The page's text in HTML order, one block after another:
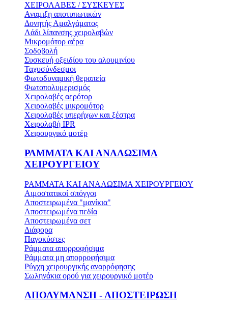
ΧΕΙΡΟΛΑΒΕΣ / ΣΥΣΚΕΥΕΣ
Αναμιξη αποτυπωτικών
Δονητής Αμαλγάματος
Λάδι λίπανσης χειρολαβών
Μικρομότορ αέρα
Σοδοβολή
Συσκευή οξειδίου του αλουμινίου
Ταχυσύνδεσμοι
Φωτοδυναμική θεραπεία
Φωτοπολυμερισμός
Χειρολαβές αερότορ
Χειρολαβές μικρομότορ
Χειρολαβές υπερήχων και ξέστρα
Χειρολαβή IPR
Χειρουργικό μοτέρ
ΡΑΜΜΑΤΑ ΚΑΙ ΑΝΑΛΩΣΙΜΑ
ΧΕΙΡΟΥΡΓΕΙΟΥ
ΡΑΜΜΑΤΑ ΚΑΙ ΑΝΑΛΩΣΙΜΑ ΧΕΙΡΟΥΡΓΕΙΟΥ
Αιμοστατικοί σπόγγοι
Αποστειρωμένα "μανίκια"
Αποστειρωμένα πεδία
Αποστειρωμένα σετ
Διάφορα
Παγοκύστες
Ράμματα απορροφήσιμα
Ράμματα μη απορροφήσιμα
Ρύγχη χειρουργικής αναρρόφησης
Σωληνάκια ορού για χειρουργικό μοτέρ
ΑΠΟΛΥΜΑΝΣΗ - ΑΠΟΣΤΕΙΡΩΣΗ